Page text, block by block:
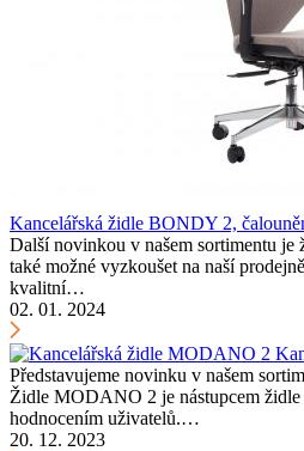
Kancelářská židle BONDY 2,
Další novinkou v našem sortimentu
také možné vyzkoušet na naší
kvalitní…
02. 01. 2024
Představujeme novinku v našem
Židle MODANO 2 je nástupcem
hodnocením uživatelů.…
20. 12. 2023